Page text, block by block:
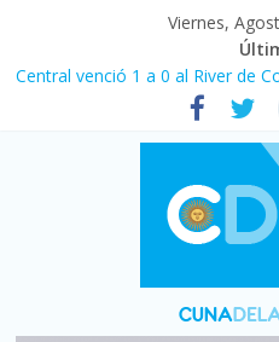
Viernes,
Central venció 1 a 0 al River de
La morosidad alcanzó su nivel
afecta a 400 mil deudores en
Desde que asumió Milei
denuncia crisis como en 2001
Vacaciones de invierno con más
turístico: 4,6 millones de
Fuerte caída de la venta de